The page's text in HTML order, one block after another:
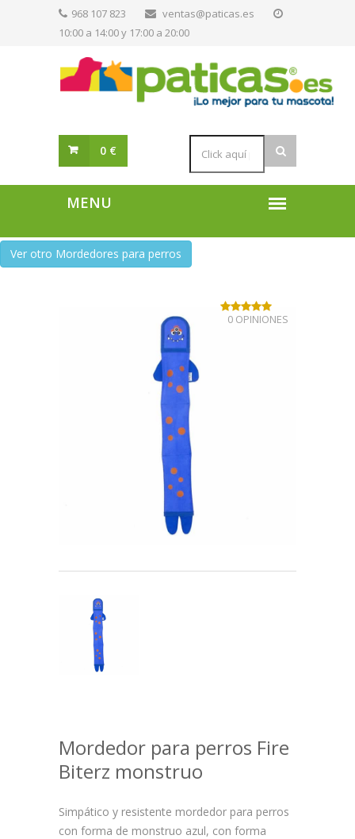
968 107 823
ventas@paticas.es
10:00 a 14:00 y 17:00 a 20:00
0 €
Ver otro Mordedores para perros
Mordedor para perros Fire
Biterz monstruo
0 OPINIONES
Simpático y resistente mordedor para perros
con forma de monstruo azul, con forma